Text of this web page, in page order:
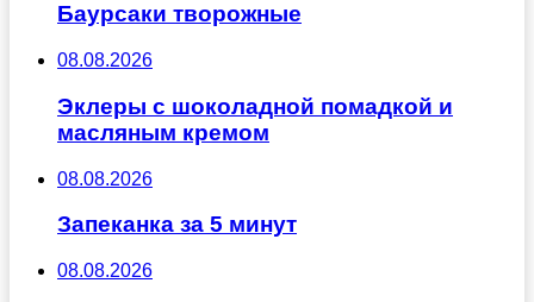
Баурсаки творожные
08.08.2026
Эклеры с шоколадной помадкой и
масляным кремом
08.08.2026
Запеканка за 5 минут
08.08.2026